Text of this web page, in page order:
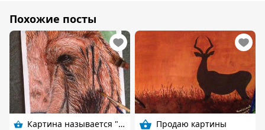
Похожие посты
Картина называется " Медведь" Продаю картины